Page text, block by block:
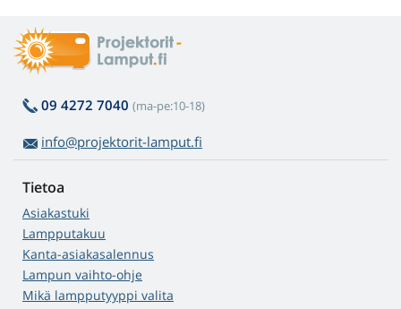
09 4272 7040 (ma-pe:10-18)
info@projektorit-lamput.fi
Tietoa
Asiakastuki
Lampputakuu
Kanta-asiakasalennus
Lampun vaihto-ohje
Mikä lampputyyppi valita